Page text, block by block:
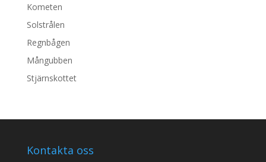
Kometen
Solstrålen
Regnbågen
Mångubben
Stjärnskottet
Kontakta oss